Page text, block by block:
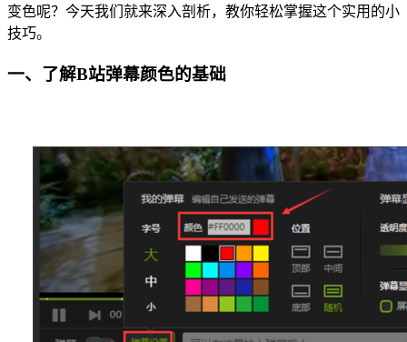
变色呢？今天我们就来深入剖析，教你轻松掌握这个实用的小
技巧。
一、了解B站弹幕颜色的基础